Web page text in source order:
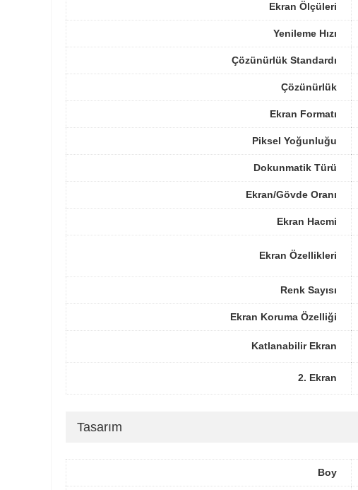
Ekran Ölçüleri
Yenileme Hızı
Çözünürlük Standardı
Çözünürlük
Ekran Formatı
Piksel Yoğunluğu
Dokunmatik Türü
Ekran/Gövde Oranı
Ekran Hacmi
Ekran Özellikleri
Renk Sayısı
Ekran Koruma Özelliği
Katlanabilir Ekran
2. Ekran
Tasarım
Boy